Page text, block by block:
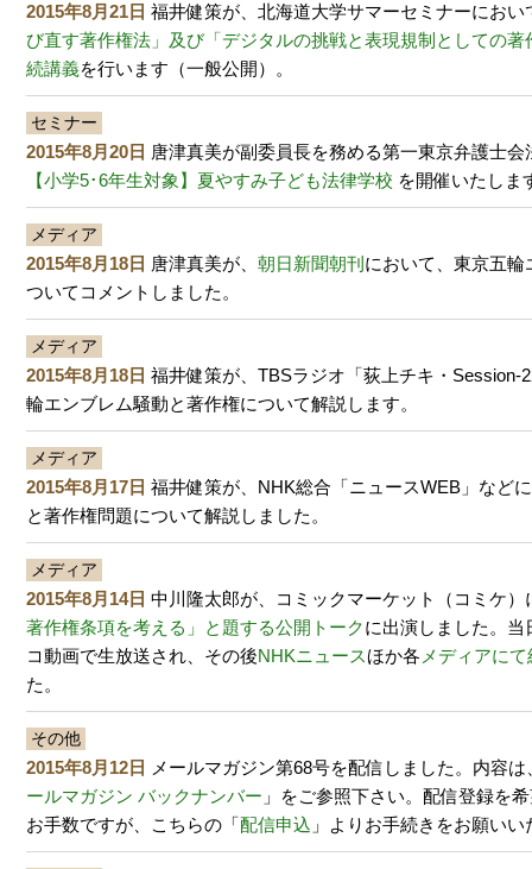
2015年8月21日 福井健策が、北海道大学サマーセミナーにおい
び直す著作権法」及び「デジタルの挑戦と表現規制としての著
続講義を行います（一般公開）。
セミナー
2015年8月20日 唐津真美が副委員長を務める第一東京弁護士
【小学5･6年生対象】夏やすみ子ども法律学校 を開催いたしま
メディア
2015年8月18日 唐津真美が、朝日新聞朝刊 において、東京五
ついてコメントしました。
メディア
2015年8月18日 福井健策が、TBSラジオ「荻上チキ・Session-
輪エンブレム騒動と著作権について解説します。
メディア
2015年8月17日 福井健策が、NHK総合「ニュースWEB」など
と著作権問題について解説しました。
メディア
2015年8月14日 中川隆太郎が、コミックマーケット（コミケ）
著作権条項を考える」と題する公開トークに出演しました。
コ動画で生放送され、その後NHKニュースほか各 メディアに
た。
その他
2015年8月12日
メールマガジン第68号を配信しました。内容は
ールマガジン バックナンバー 」をご参照下さい。配信登録を
お手数ですが、こちらの「配信申込 」よりお手続きをお願いい